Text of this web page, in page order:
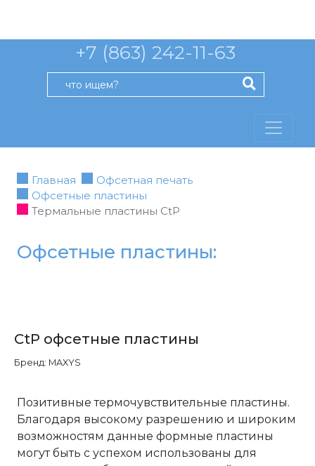
+7 (863) 242-11-63
Главная
Офсетная печать
Офсетные пластины
Термальные пластины CtP
Офсетные пластины:
CtP офсетные пластины
Бренд: MAXYS
Позитивные термочувствительные пластины.
Благодаря высокому разрешению и широким
возможностям данные формные пластины
могут быть с успехом использованы для